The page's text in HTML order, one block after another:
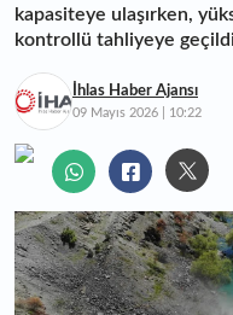
kapasiteye ulaşırken,
kontrollü tahliyeye
İhlas Haber Ajansı
09 Mayıs 2026 | 10:22